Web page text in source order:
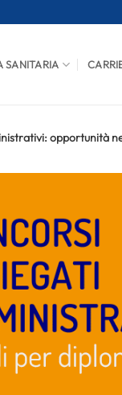
SANITARIA
opportunità